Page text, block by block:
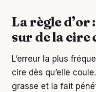
La règle d’or
sur de la cire
L’erreur la plus
cire dès qu’elle
grasse et la fait